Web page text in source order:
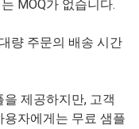
MOQ가 없습니다.
량 주문의 배송 시간
제공하지만, 고객
자에게는 무료 샘플